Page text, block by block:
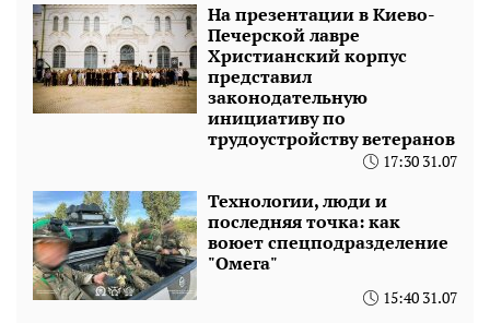
На презентации в Киево-
Печерской лавре
Христианский корпус
представил
законодательную
инициативу по
трудоустройству ветеранов
17:30 31.07
Технологии, люди и
последняя точка: как
воюет спецподразделение
"Омега"
15:40 31.07